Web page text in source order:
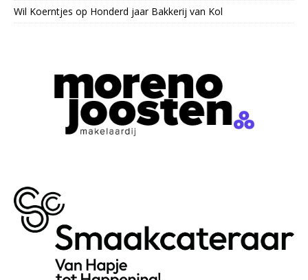
Wil Koerntjes op Honderd jaar Bakkerij van Kol